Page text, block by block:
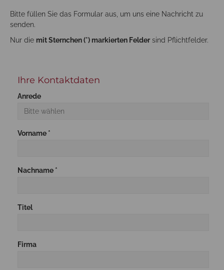
Bitte füllen Sie das Formular aus, um uns eine Nachricht zu
senden.
Nur die mit Sternchen (*) markierten Feldersind Pflichtfelder.
Ihre Kontaktdaten
Anrede
Vorname *
Nachname *
Titel
Firma